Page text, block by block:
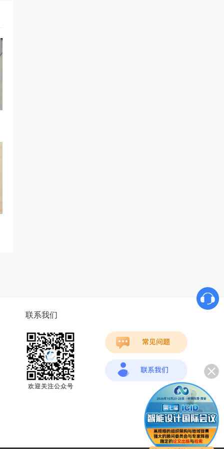
联系我们
欢迎关注公众号